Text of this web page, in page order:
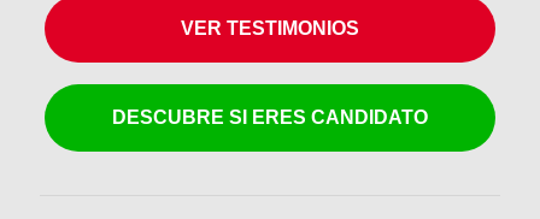
VER TESTIMONIOS
DESCUBRE SI ERES CANDIDATO